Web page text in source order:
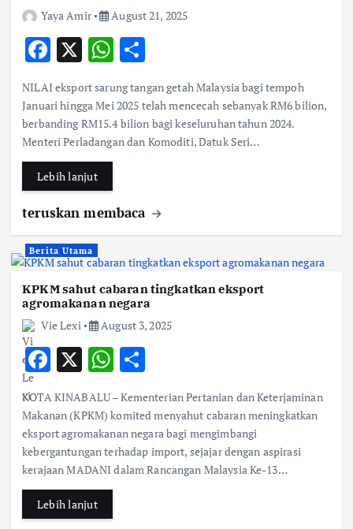
Yaya Amir
August 21, 2025
F
ac
e
b
o
o
k
X W
at
s
A
p
ar
e
NILAI eksport sarung tangan getah Malaysia bagi tempoh
Januari hingga Mei 2025 telah mencecah sebanyak RM6 bilion,
berbanding RM15.4 bilion bagi keseluruhan tahun 2024.
Menteri Perladangan dan Komoditi, Datuk Seri…
Lebih lanjut
teruskan membaca
Berita Utama
KPKM sahut cabaran tingkatkan eksport
agromakanan negara
Vie Lexi
August 3, 2025
F
ac
e
b
o
o
k
X W
h
at
s
A
ar
e
KOTA KINABALU – Kementerian Pertanian dan Keterjaminan
Makanan (KPKM) komited menyahut cabaran meningkatkan
eksport agromakanan negara bagi mengimbangi
kebergantungan terhadap import, sejajar dengan aspirasi
kerajaan MADANI dalam Rancangan Malaysia Ke-13…
Lebih lanjut